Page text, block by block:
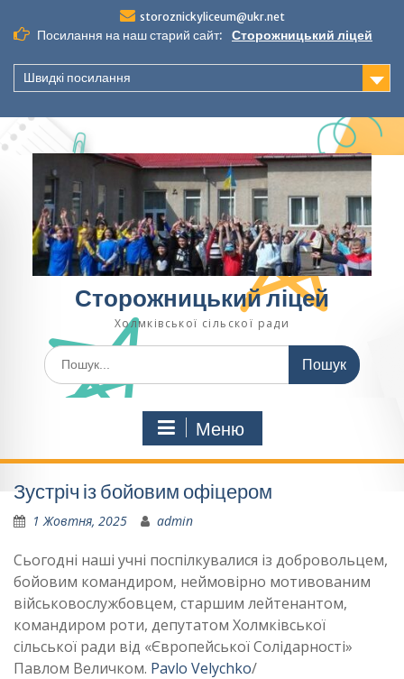
до
вмісту
storoznickyliceum@ukr.net
Посилання на наш старий сайт: Сторожницький ліцей
Швидкі посилання
Сторожницький ліцей
Холмківської сільскої ради
Шукати:
Меню
Зустріч із бойовим офіцером
1 Жовтня, 2025 admin
Сьогодні наші учні поспілкувалися із добровольцем,
бойовим командиром, неймовірно мотивованим
військовослужбовцем, старшим лейтенантом,
командиром роти, депутатом Холмківської
сільської ради від «Європейської Солідарності»
Павлом Величком. Pavlo Velychko/